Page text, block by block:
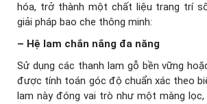
hóa, trở thành một chất liệu trang trí
giải pháp bao che thông minh:
– Hệ lam chắn nắng đa năng
Sử dụng các thanh lam gỗ bền vững
được tính toán góc độ chuẩn xác theo
lam này đóng vai trò như một màng